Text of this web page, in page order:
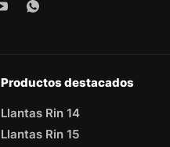
Productos destacados
Llantas Rin 14
Llantas Rin 15